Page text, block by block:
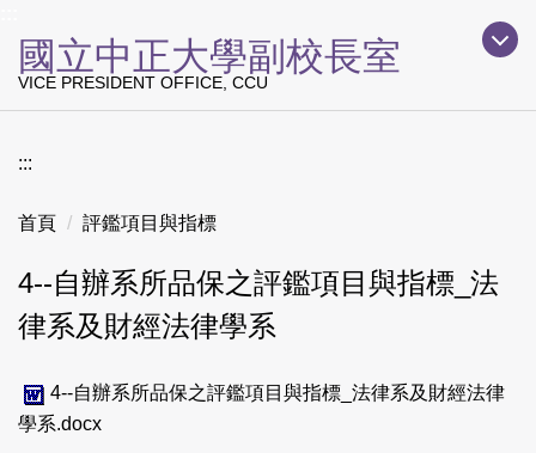
到
主
容
國立中正大學副校長室
VICE PRESIDENT OFFICE, CCU
:::
首頁 評鑑項目與指標
4--自辦系所品保之評鑑項目與指標_法
律系及財經法律學系
4--自辦系所品保之評鑑項目與指標_法律系及財經法律
學系.docx